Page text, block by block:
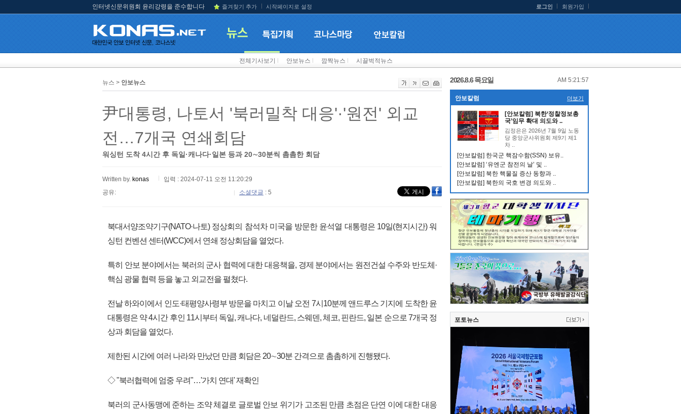
인터넷신문위원회 윤리강령을 준수합니다 즐겨찾기 추가 시작페이지로 설정 로그인 회원가입
전체기사보기 안보뉴스 깜짝뉴스 시끌벅적뉴스
뉴스 > 안보뉴스
尹대통령, 나토서 '북러밀착 대응'·'원전' 외교
전…7개국 연쇄회담
워싱턴 도착 4시간 후 독일·캐나다·일본 등과 20∼30분씩 촘촘한 회담
Written by. konas
입력 : 2024-07-11 오전 11:20:29
공유:
소셜댓글 : 5
북대서양조약기구(NATO·나토) 정상회의 참석차 미국을 방문한 윤석열 대통령은 10일(현지시간) 워
싱턴 컨벤션 센터(WCC)에서 연쇄 정상회담을 열었다.
특히 안보 분야에서는 북러의 군사 협력에 대한 대응책을, 경제 분야에서는 원전건설 수주와 반도체·
핵심 광물 협력 등을 놓고 외교전을 펼쳤다.
전날 하와이에서 인도·태평양사령부 방문을 마치고 이날 오전 7시10분께 앤드루스 기지에 도착한 윤
대통령은 약 4시간 후인 11시부터 독일, 캐나다, 네덜란드, 스웨덴, 체코, 핀란드, 일본 순으로 7개국 정
상과 회담을 열었다.
제한된 시간에 여러 나라와 만났던 만큼 회담은 20∼30분 간격으로 촘촘하게 진행됐다.
◇ "북러협력에 엄중 우려"…'가치 연대' 재확인
북러의 군사동맹에 준하는 조약 체결로 글로벌 안보 위기가 고조된 만큼 초점은 단연 이에 대한 대응
2026.8.6 목요일 AM 5:21:58
안보칼럼 더보기
[안보칼럼] 북한‘정찰정보총
국’임무 확대 의도와 ..
김정은은 2026년 7월 9일 노동
당 중앙군사위원회 제9기 제1
차 ..
[안보칼럼] 한국군 핵잠수함(SSN) 보유..
[안보칼럼] ‘유엔군 참전의 날’ 및 ..
[안보칼럼] 북한 핵물질 증산 동향과 ..
[안보칼럼] 북한의 국호 변경 의도와 ..
포토뉴스